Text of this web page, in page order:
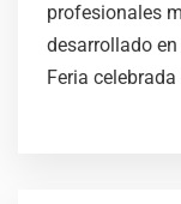
profesionales
desarrollado
Feria